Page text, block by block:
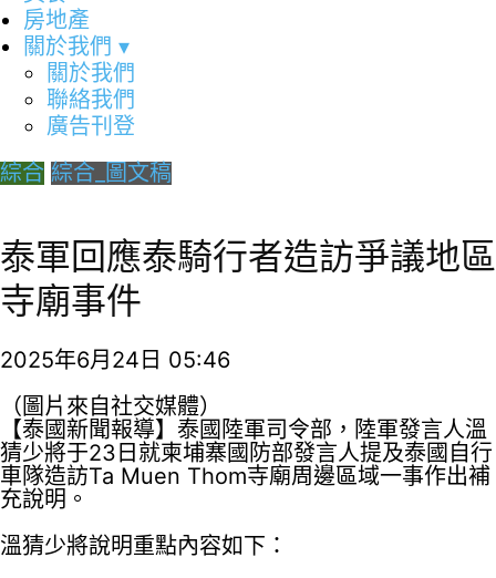
房地產
關於我們 ▾
關於我們
聯絡我們
廣告刊登
綜合 綜合_圖文稿
泰軍回應泰騎行者造訪爭議地區
寺廟事件
2025年6月24日 05:46
（圖片來自社交媒體）
【泰國新聞報導】泰國陸軍司令部，陸軍發言人溫
猜少將于23日就柬埔寨國防部發言人提及泰國自行
車隊造訪Ta Muen Thom寺廟周邊區域一事作出補
充說明。
溫猜少將說明重點內容如下：